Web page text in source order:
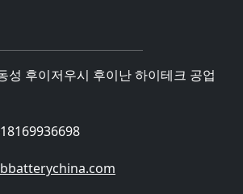
성 후이저우시 후이난 하이테크 공업